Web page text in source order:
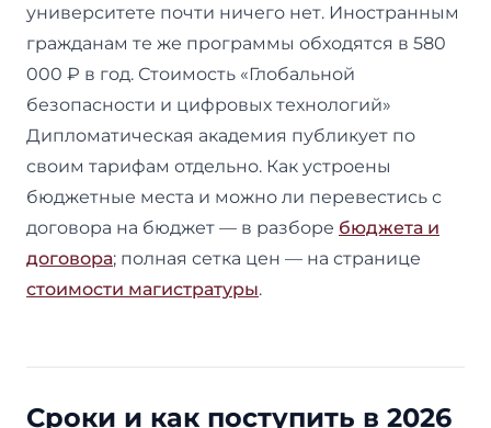
университете почти ничего нет. Иностранным
гражданам те же программы обходятся в 580
000 ₽ в год. Стоимость «Глобальной
безопасности и цифровых технологий»
Дипломатическая академия публикует по
своим тарифам отдельно. Как устроены
бюджетные места и можно ли перевестись с
договора на бюджет — в разборе бюджета и
договора; полная сетка цен — на странице
стоимости магистратуры.
Сроки и как поступить в 2026